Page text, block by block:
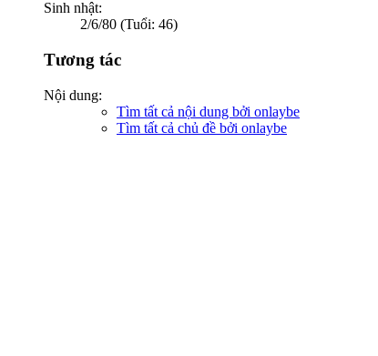
Sinh nhật:
2/6/80 (Tuổi: 46)
Tương tác
Nội dung:
Tìm tất cả nội dung bởi onlaybe
Tìm tất cả chủ đề bởi onlaybe